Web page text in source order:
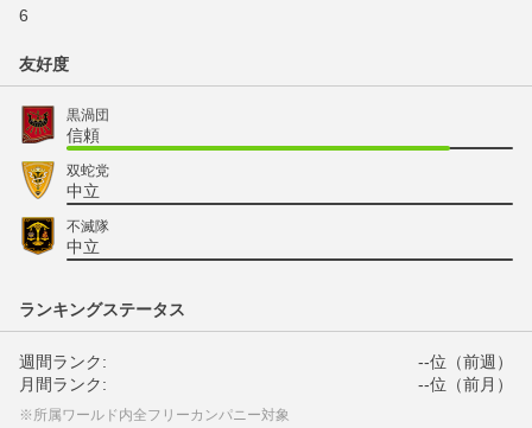
6
友好度
黒渦団
信頼
双蛇党
中立
不滅隊
中立
ランキングステータス
週間ランク:
--位（前週）
月間ランク:
--位（前月）
※所属ワールド内全フリーカンパニー対象